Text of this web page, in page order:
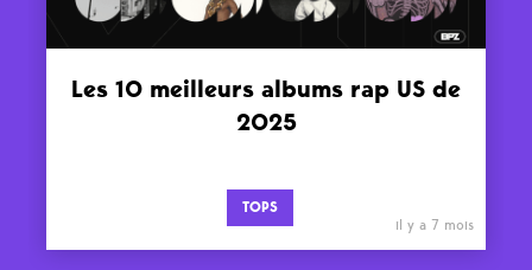
Les 10 meilleurs albums rap US de
2025
TOPS
il y a 7 mois